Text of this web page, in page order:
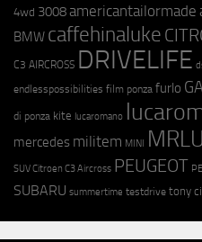
4wd 3008americantailormade
BMW caffehinaluke
C3 AIRCROSS DRIVELIFE
endlesspossibilities film ponza furlo
di ponza kite lucaromano
mercedes militem MINI
SUV Citroen C3 Aircross PEUGEOT
SUBARU summertime testdrive tony